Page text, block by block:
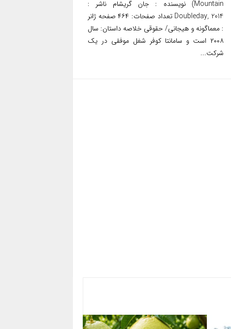
Mountain) نویسنده : جان گریشام ناشر :
Doubleday, 2014 تعداد صفحات: ۴۶۴ صفحه ژانر
: معماگونه و هیجانی/ حقوقی خلاصه داستان: سال
۲۰۰۸ است و سامانتا کوفر شغل موفقی در یک
شرکت...